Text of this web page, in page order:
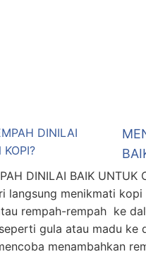
DINILAI BAIK
langsung menikmati
rempah-rempah ke
gula atau madu ke
menambahkan